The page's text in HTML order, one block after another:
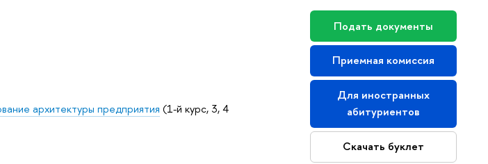
Подать документы
Приемная комиссия
Для иностранных
абитуриентов
Скачать буклет
архитектуры предприятия (1-й курс, 3, 4